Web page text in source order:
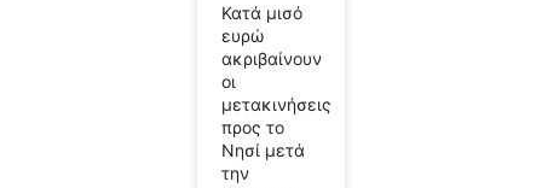
Κατά μισό
ευρώ
ακριβαίνουν
οι
μετακινήσεις
προς το
Νησί μετά
την